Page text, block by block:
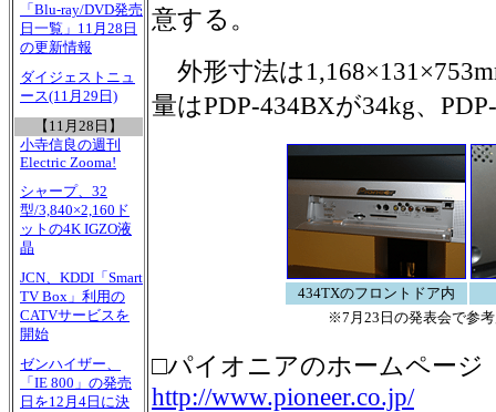
「Blu-ray/DVD発売
日一覧」11月28日
の更新情報
ダイジェストニュ
ース(11月29日)
【11月28日】
小寺信良の週刊
Electric Zooma!
シャープ、32
型/3,840×2,160ド
ットの4K IGZO液
晶
JCN、KDDI「Smart
TV Box」利用の
CATVサービスを
開始
ゼンハイザー、
「IE 800」の発売
日を12月4日に決
意する。
外形寸法は
量はPDP-434BXが34kg、
434TXのフロントドア内
※7月23日の発表会で参
□パイオニアのホームページ
http://www.pioneer.co.jp/